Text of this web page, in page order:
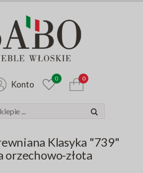
Konto
0 0
Klasyka "739"
orzechowo-złota